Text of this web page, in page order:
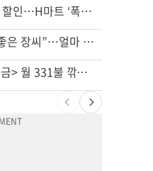
쌀·라면 값 최대 80% 할인…H마트 ‘폭탄 세일’
엄마 성폭행한 “사람 좋은 장씨”…얼마 뒤 딸 배도 불러왔다
40만명 SSI<생활보조금> 월 331불 깎이나